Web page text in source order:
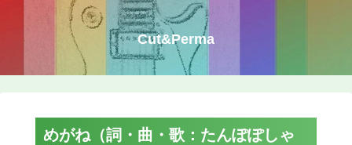
Cut&Perma
めがね（詞・曲・歌：たんぽぽしゃ